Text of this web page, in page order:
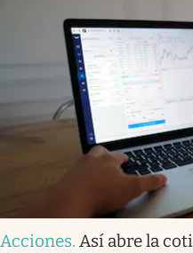
Acciones. Así abre la